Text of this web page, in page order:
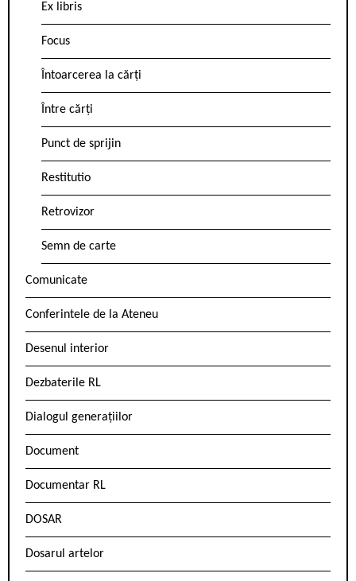
Ex libris
Focus
Întoarcerea la cărți
Între cărți
Punct de sprijin
Restitutio
Retrovizor
Semn de carte
Comunicate
Conferintele de la Ateneu
Desenul interior
Dezbaterile RL
Dialogul generațiilor
Document
Documentar RL
DOSAR
Dosarul artelor